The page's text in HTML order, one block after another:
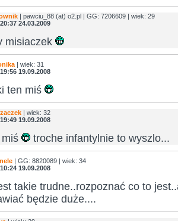
| pawciu_88 (at) o2.pl | GG: 7206609 | wiek: 29
20:37 24.03.2009
misiaczek
| wiek: 31
19:56 19.09.2008
ten miś
| wiek: 32
19:49 19.09.2008
miś troche infantylnie to wyszlo...
| GG: 8820089 | wiek: 34
10:24 19.09.2008
takie trudne..rozpoznać co to
będzie duże....